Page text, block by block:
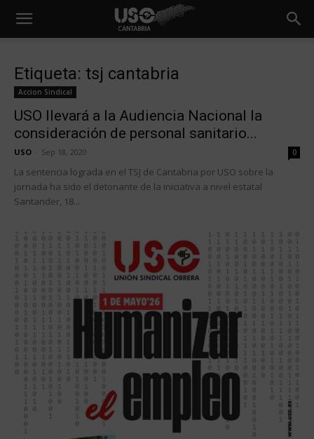
Etiqueta: tsj cantabria
Accion Sindical
USO llevará a la Audiencia Nacional la
consideración de personal sanitario...
USO Sep 18, 2020 0
La sentencia lograda en el TSJ de Cantabria por USO sobre la
jornada ha sido el detonante de la iniciativa a nivel estatal
Santander, 18...